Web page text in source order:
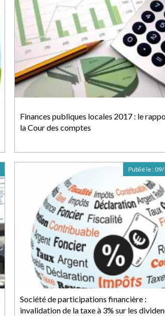
Finances publiques locales 2017 : le
la Cour des comptes
Société de participations financière :
invalidation de la taxe à 3% sur les
Publié le :